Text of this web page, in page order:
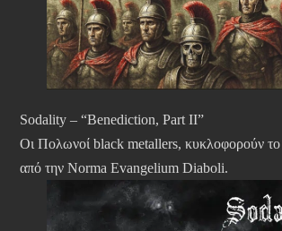
Sodality – “Benediction, Part II”
Οι Πολωνοί black metallers, κυκλοφορούν
από την Norma Evangelium Diaboli.